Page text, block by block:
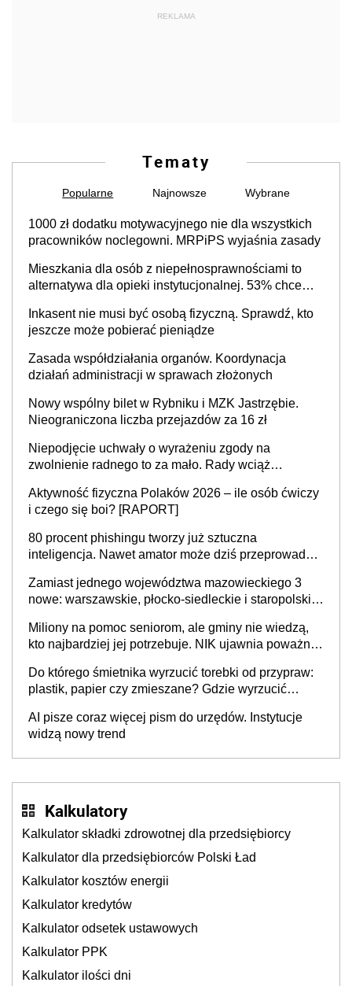
REKLAMA
Tematy
Popularne Najnowsze Wybrane
1000 zł dodatku motywacyjnego nie dla wszystkich
pracowników noclegowni. MRPiPS wyjaśnia zasady
Mieszkania dla osób z niepełnosprawnościami to
alternatywa dla opieki instytucjonalnej. 53% chce
Inkasent nie musi być osobą fizyczną. Sprawdź, kto
jeszcze może pobierać pieniądze
Zasada współdziałania organów. Koordynacja
działań administracji w sprawach złożonych
Nowy wspólny bilet w Rybniku i MZK Jastrzębie.
Nieograniczona liczba przejazdów za 16 zł
Niepodjęcie uchwały o wyrażeniu zgody na
zwolnienie radnego to za mało. Rady wciąż
sprawy
Aktywność fizyczna Polaków 2026 – ile osób ćwiczy
i czego się boi? [RAPORT]
80 procent phishingu tworzy już sztuczna
inteligencja. Nawet amator może dziś przeprowadzić
Zamiast jednego województwa mazowieckiego 3
nowe: warszawskie, płocko-siedleckie i staropolskie.
stołecznych
Miliony na pomoc seniorom, ale gminy nie wiedzą,
kto najbardziej jej potrzebuje. NIK ujawnia poważną
Do którego śmietnika wyrzucić torebki od przypraw:
plastik, papier czy zmieszane? Gdzie wyrzucić
AI pisze coraz więcej pism do urzędów. Instytucje
widzą nowy trend
Kalkulatory
Kalkulator składki zdrowotnej dla przedsiębiorcy
Kalkulator dla przedsiębiorców Polski Ład
Kalkulator kosztów energii
Kalkulator kredytów
Kalkulator odsetek ustawowych
Kalkulator PPK
Kalkulator ilości dni